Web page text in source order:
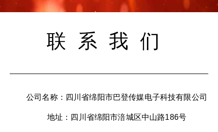
联系我们
公司名称：四川省绵阳市巴登传媒电子科技有限公司
地址：四川省绵阳市涪城区中山路186号